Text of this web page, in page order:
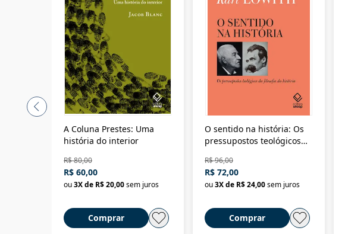
A Coluna Prestes: Uma
história do interior
R$ 80,00
R$ 60,00
ou3X de R$ 20,00sem juros
Comprar
O sentido na história: Os
pressupostos teológicos
R$ 96,00
R$ 72,00
ou3X de R$ 24,00sem juros
Comprar